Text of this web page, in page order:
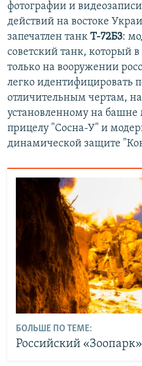
фотографии и
действий на востоке
запечатлен танк Т-72Б3:
советский танк, который
только на вооружении
легко идентифицировать
отличительным чертам,
установленному на
прицелу "Сосна-У" и
динамической защите
БОЛЬШЕ ПО ТЕМЕ:
Российский